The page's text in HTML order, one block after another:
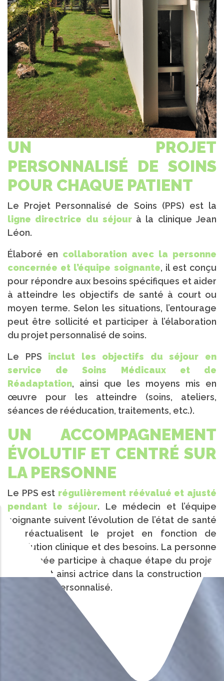
UN PROJET
PERSONNALISÉ DE SOINS
POUR CHAQUE PATIENT
Le Projet Personnalisé de Soins (PPS) est la
ligne directrice du séjourà la clinique Jean
Léon.
Élaboré en collaboration avec la personne
concernée et l’équipe soignante, il est conçu
pour répondre aux besoins spécifiques et aider
à atteindre les objectifs de santé à court ou
moyen terme. Selon les situations, l’entourage
peut être sollicité et participer à l’élaboration
du projet personnalisé de soins.
Le PPS inclut les objectifs du séjour en
service de Soins Médicaux et de
Réadaptation, ainsi que les moyens mis en
œuvre pour les atteindre (soins, ateliers,
séances de rééducation, traitements, etc.).
UN ACCOMPAGNEMENT
ÉVOLUTIF ET CENTRÉ SUR
LA PERSONNE
Le PPS est régulièrement réévalué et ajusté
pendant le séjour. Le médecin et l’équipe
soignante suivent l’évolution de l’état de santé
et réactualisent le projet en fonction de
l’évolution clinique et des besoins. La personne
concernée participe à chaque étape du projet
et devient ainsi actrice dans la construction de
son projet personnalisé.